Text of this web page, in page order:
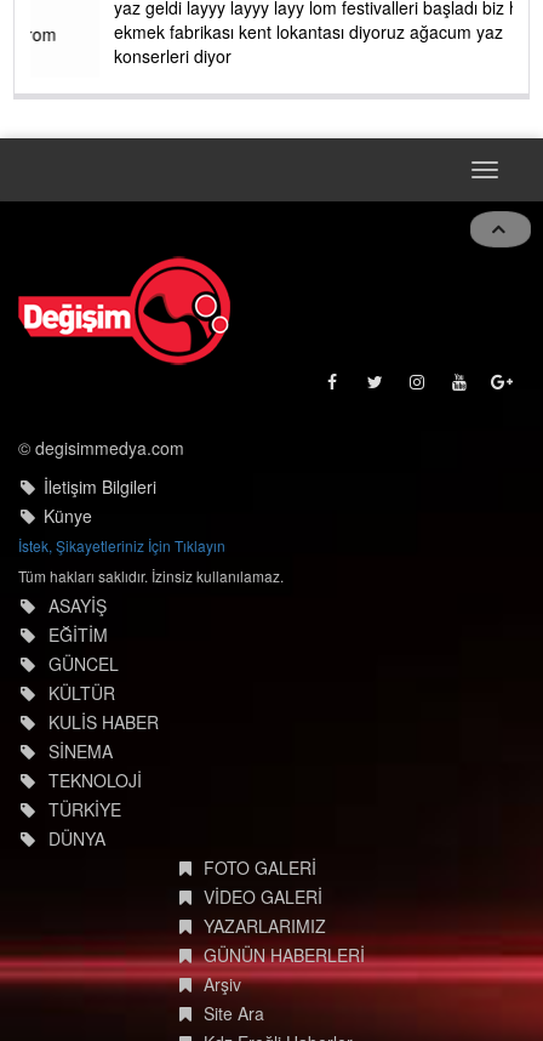
ibogemici
yaz geldi layyy layyy layy lom festivalleri başladı biz halk
ekmek fabrikası kent lokantası diyoruz ağacum yaz
konserleri diyor
Toggle
© degisimmedya.com
İletişim Bilgileri
Künye
İstek, Şikayetleriniz İçin Tıklayın
Tüm hakları saklıdır. İzinsiz kullanılamaz.
ASAYİŞ
EĞİTİM
GÜNCEL
KÜLTÜR
KULİS HABER
SİNEMA
TEKNOLOJİ
TÜRKİYE
FOTO GALERİ
VİDEO GALERİ
YAZARLARIMIZ
GÜNÜN HABERLERİ
Arşiv